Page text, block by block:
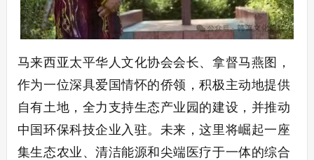
马来西亚太平华人文化协会会长、拿督马燕图，
作为一位深具爱国情怀的侨领，积极主动地提供
自有土地，全力支持生态产业园的建设，并推动
中国环保科技企业入驻。未来，这里将崛起一座
集生态农业、清洁能源和尖端医疗于一体的综合